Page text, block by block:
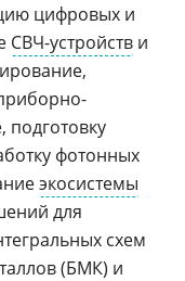
цифровых и
СВЧ-устройств и
подготовку
фотонных
экосистемы
для
схем
(БМК) и